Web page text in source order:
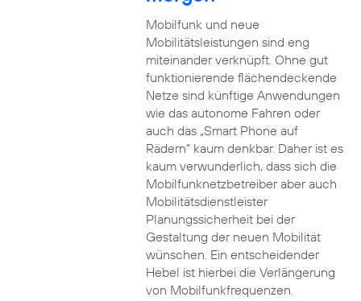
Mobilfunk und neue
Mobilitätsleistungen sind eng
miteinander verknüpft. Ohne gut
funktionierende flächendeckende
Netze sind künftige Anwendungen
wie das autonome Fahren oder
auch das „Smart Phone auf
Rädern“ kaum denkbar. Daher ist es
kaum verwunderlich, dass sich die
Mobilfunknetzbetreiber aber auch
Mobilitätsdienstleister
Planungssicherheit bei der
Gestaltung der neuen Mobilität
wünschen. Ein entscheidender
Hebel ist hierbei die Verlängerung
von Mobilfunkfrequenzen.